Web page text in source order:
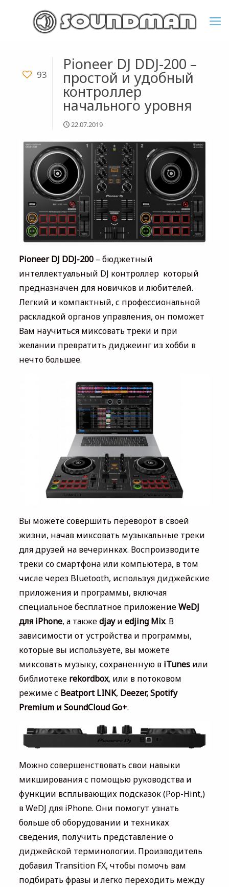
93
Pioneer DJ DDJ-200 –
простой и удобный
контроллер
начального уровня
22.07.2019
Pioneer DJ DDJ-200 – бюджетный
интеллектуальный DJ контроллер который
предназначен для новичков и любителей.
Легкий и компактный, с профессиональной
раскладкой органов управления, он поможет
Вам научиться миксовать треки и при
желании превратить диджеинг из хобби в
нечто большее.
Вы можете совершить переворот в своей
жизни, начав миксовать музыкальные треки
для друзей на вечеринках. Воспроизводите
треки со смартфона или компьютера, в том
числе через Bluetooth, используя диджейские
приложения и программы, включая
специальное бесплатное приложениеWeDJ
для iPhone, а такжеdjayи edjing Mix. В
зависимости от устройства и программы,
которые вы используете, вы можете
миксовать музыку, сохраненную вiTunesили
библиотеке rekordbox, или в потоковом
режиме с Beatport LINK, Deezer, Spotify
Premium и SoundCloud Go+.
Можно совершенствовать свои навыки
микширования с помощью руководства и
функции всплывающих подсказок (Pop-Hint,)
в WeDJ для iPhone. Они помогут узнать
больше об оборудовании и техниках
сведения, получить представление о
диджейской терминологии. Производитель
добавил Transition FX, чтобы помочь вам
подбирать фразы и легко переходить между